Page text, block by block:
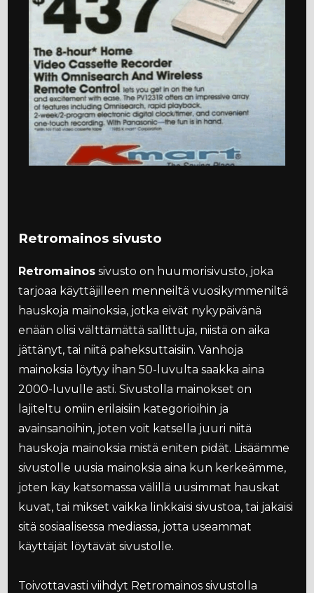
Retromainos sivusto
Retromainos sivusto on huumorisivusto, joka
tarjoaa käyttäjilleen menneiltä vuosikymmeniltä
hauskoja mainoksia, jotka eivät nykypäivänä
enään olisi välttämättä sallittuja, niistä on aika
jättänyt, tai niitä paheksuttaisiin. Vanhoja
mainoksia löytyy ihan 50-luvulta saakka aina
2000-luvulle asti. Sivustolla mainokset on
lajiteltu omiin erilaisiin kategorioihin ja
avainsanoihin, joten voit katsella juuri niitä
hauskoja mainoksia mistä eniten pidät. Lisäämme
sivustolle uusia mainoksia aina kun kerkeämme,
joten käy katsomassa välillä uusimmat hauskat
kuvat, tai mikset vaikka linkkaisi sivustoa, tai jakaisi
sitä sosiaalisessa mediassa, jotta useammat
käyttäjät löytävät sivustolle.
Toivottavasti viihdyt Retromainos sivustolla